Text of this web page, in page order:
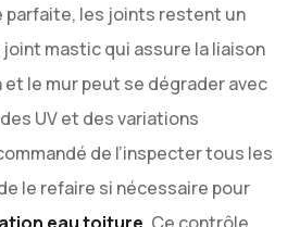
parfaite, les joints restent un
mastic qui assure la liaison
le mur peut se dégrader avec
UV et des variations
de l’inspecter tous les
le refaire si nécessaire pour